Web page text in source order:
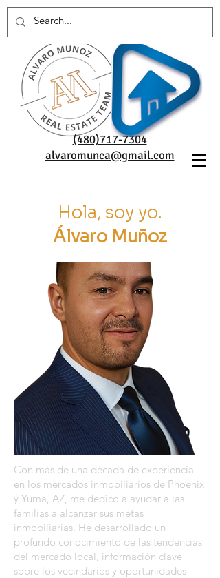
(480)717-7304
alvaromunca@gmail.com
Hola, soy yo.
Álvaro Muñoz
Con más de una década de experiencia
en los mercados inmobiliarios de Phoenix
y Yuma, AZ, me dedico a ayudar a las
familias a alcanzar sus metas
inmobiliarias. He desarrollado un
profundo conocimiento de las tendencias
del mercado local, información clave
sobre los vecindarios y oportunidades